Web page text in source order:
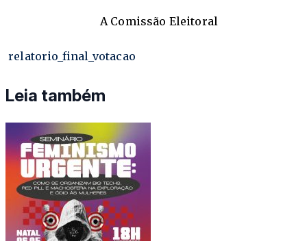
A Comissão Eleitoral
relatorio_final_votacao
Leia também